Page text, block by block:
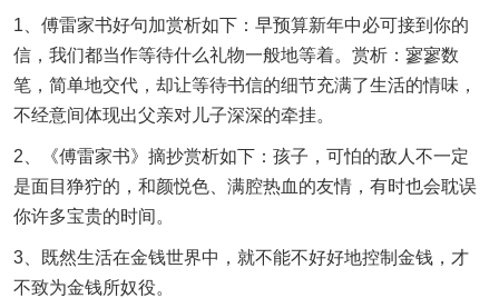
1、傅雷家书好句加赏析如下：早预算新年中必可接到你的
信，我们都当作等待什么礼物一般地等着。赏析：寥寥数
笔，简单地交代，却让等待书信的细节充满了生活的情味，
不经意间体现出父亲对儿子深深的牵挂。
2、《傅雷家书》摘抄赏析如下：孩子，可怕的敌人不一定
是面目狰狞的，和颜悦色、满腔热血的友情，有时也会耽误
你许多宝贵的时间。
3、既然生活在金钱世界中，就不能不好好地控制金钱，才
不致为金钱所奴役。